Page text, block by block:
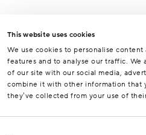
This website uses cookies
We use cookies to personalise
features and to analyse our traffic. We
of our site with our social media,
combine it with other information that
they’ve collected from your use of